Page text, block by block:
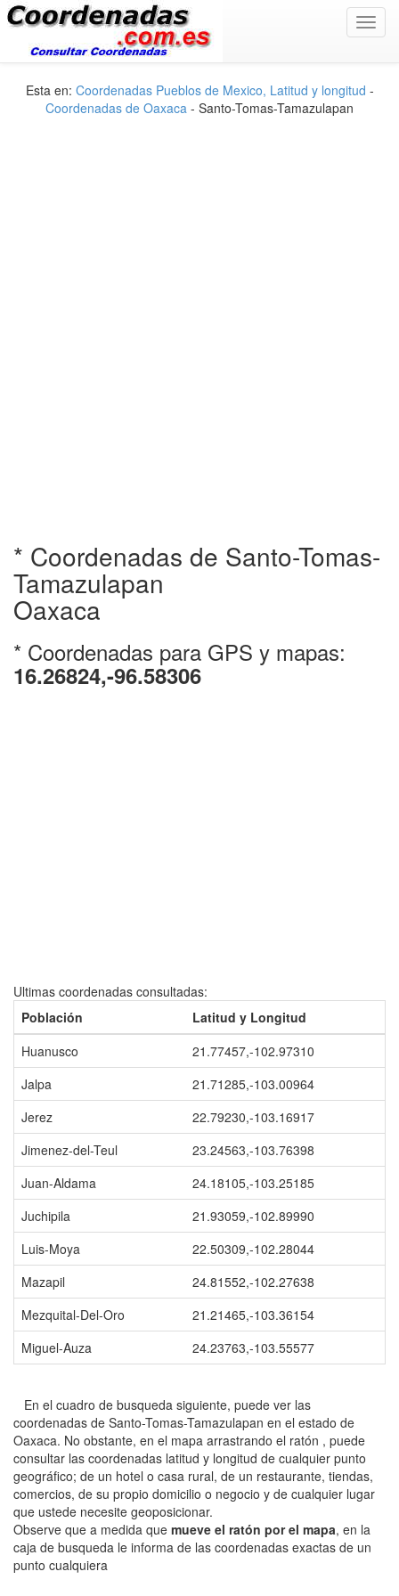
Esta en: Coordenadas Pueblos de Mexico, Latitud y longitud -
Coordenadas de Oaxaca - Santo-Tomas-Tamazulapan
* Coordenadas de Santo-Tomas-
Tamazulapan
Oaxaca
* Coordenadas para GPS y mapas:
16.26824,-96.58306
Ultimas coordenadas consultadas:
Población
Latitud y Longitud
Huanusco
21.77457,-102.97310
Jalpa
21.71285,-103.00964
Jerez
22.79230,-103.16917
Jimenez-del-Teul
23.24563,-103.76398
Juan-Aldama
24.18105,-103.25185
Juchipila
21.93059,-102.89990
Luis-Moya
22.50309,-102.28044
Mazapil
24.81552,-102.27638
Mezquital-Del-Oro
21.21465,-103.36154
Miguel-Auza
24.23763,-103.55577
En el cuadro de busqueda siguiente, puede ver las
coordenadas de Santo-Tomas-Tamazulapan en el estado de
Oaxaca. No obstante, en el mapa arrastrando el ratón , puede
consultar las coordenadas latitud y longitud de cualquier punto
geográfico; de un hotel o casa rural, de un restaurante, tiendas,
comercios, de su propio domicilio o negocio y de cualquier lugar
que ustede necesite geoposicionar.
Observe que a medida que mueve el ratón por el mapa, en la
caja de busqueda le informa de las coordenadas exactas de un
punto cualquiera